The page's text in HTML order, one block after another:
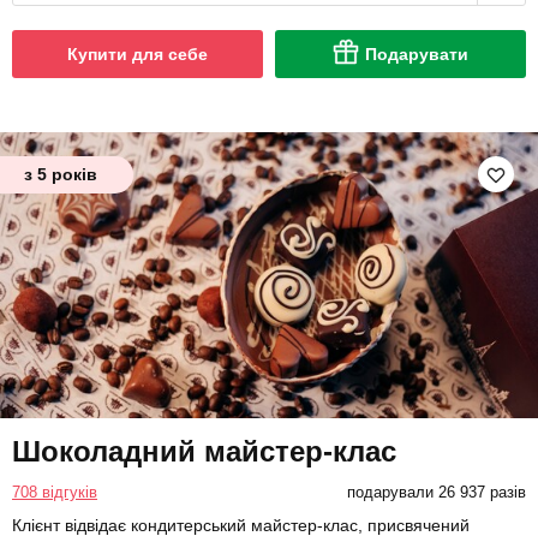
Купити для себе Подарувати
з 5 років
Шоколадний майстер-клас
708 відгуків подарували 26 937 разів
Клієнт відвідає кондитерський майстер-клас, присвячений